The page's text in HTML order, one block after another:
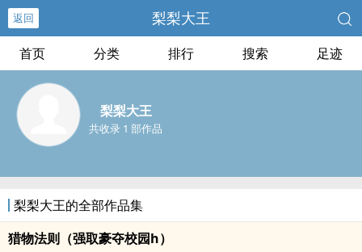
返回 梨梨大王
首页 分类 排行 搜索 足迹
梨梨大王
共收录 1 部作品
梨梨大王的全部作品集
猎物法则（强取豪夺校园h）